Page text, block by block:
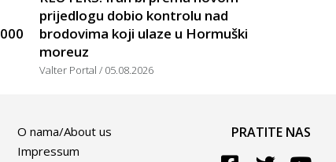
prijedlogu dobio kontrolu nad
brodovima koji ulaze u Hormuški
moreuz
Valter Portal 05.08.2026
O nama/About us
Impressum
PRATITE NAS